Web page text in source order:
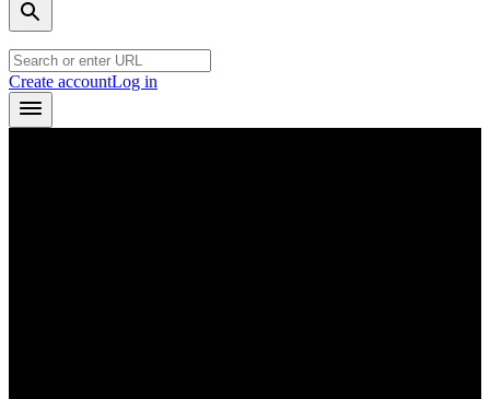
Create accountLog in